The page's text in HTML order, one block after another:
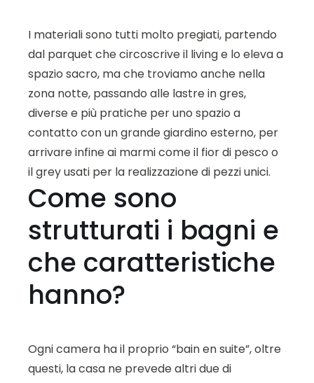
I materiali sono tutti molto pregiati, partendo
dal parquet che circoscrive il living e lo eleva a
spazio sacro, ma che troviamo anche nella
zona notte, passando alle lastre in gres,
diverse e più pratiche per uno spazio a
contatto con un grande giardino esterno, per
arrivare infine ai marmi come il fior di pesco o
il grey usati per la realizzazione di pezzi unici.
Come sono
strutturati i bagni e
che caratteristiche
hanno?
Ogni camera ha il proprio “bain en suite”, oltre
questi, la casa ne prevede altri due di